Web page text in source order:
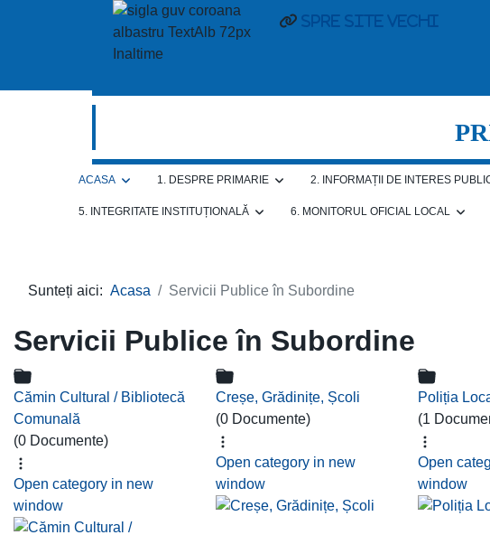
spre site vechi
ACASA 1. DESPRE PRIMARIE 2. INFORMAȚII DE INTERES
5. INTEGRITATE INSTITUȚIONALĂ 6. MONITORUL OFICIAL LOCAL
Sunteți aici: Acasa Servicii Publice în Subordine
Servicii Publice în Subordine
Cămin Cultural / Bibliotecă
Comunală
(0 Documente)
Open category in new
window
Creșe, Grădinițe, Școli
(0 Documente)
Open category in new
window
Poliția
(1
Open
window